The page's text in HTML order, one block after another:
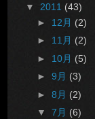
▼ 2011 (43)
► 12月 (2)
► 11月 (2)
► 10月 (5)
► 9月 (3)
► 8月 (2)
▼ 7月 (6)